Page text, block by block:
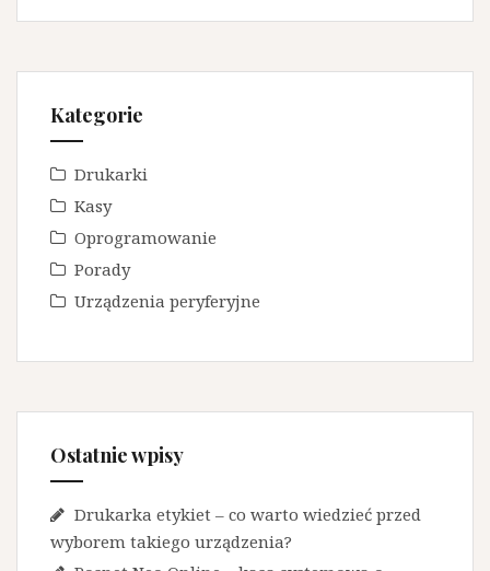
Kategorie
Drukarki
Kasy
Oprogramowanie
Porady
Urządzenia peryferyjne
Ostatnie wpisy
Drukarka etykiet – co warto wiedzieć przed
wyborem takiego urządzenia?